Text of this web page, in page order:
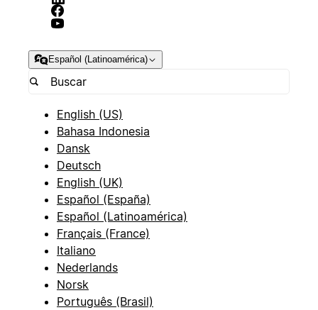
Español (Latinoamérica)
English (US)
Bahasa Indonesia
Dansk
Deutsch
English (UK)
Español (España)
Español (Latinoamérica)
Français (France)
Italiano
Nederlands
Norsk
Português (Brasil)